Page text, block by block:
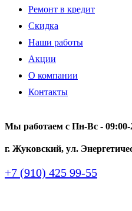
Ремонт в кредит
Скидка
Наши работы
Акции
О компании
Контакты
Мы работаем с Пн-Вc - 09:00-
г. Жуковский, ул.
+7 (910) 425 99-55